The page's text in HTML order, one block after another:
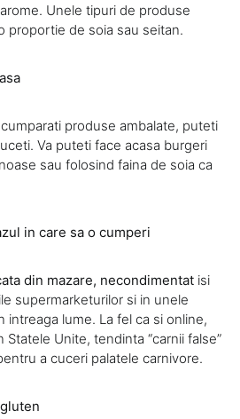
Unele tipuri de produse
proportie de soia sau seitan.
produse ambalate, puteti
Va puteti face acasa burgeri
sau folosind faina de soia ca
in care sa o cumperi
din mazare, necondimentat isi
supermarketurilor si in unele
intreaga lume. La fel ca si online,
Unite, tendinta “carnii false”
a cuceri palatele carnivore.